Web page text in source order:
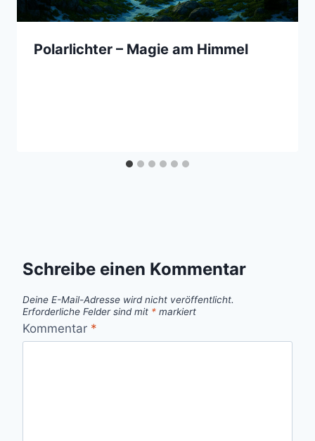
Polarlichter – Magie am Himmel
Schreibe einen Kommentar
Deine E-Mail-Adresse wird nicht veröffentlicht.
Erforderliche Felder sind mit * markiert
Kommentar *